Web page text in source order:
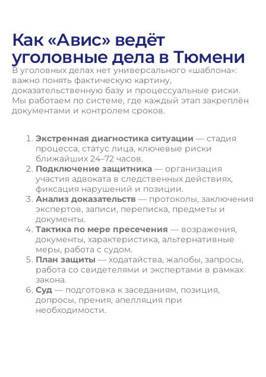
Как «Авис» ведёт
уголовные дела в Тюмени
В уголовных делах нет универсального «шаблона»:
важно понять фактическую картину,
доказательственную базу и процессуальные риски.
Мы работаем по системе, где каждый этап закреплён
документами и контролем сроков.
Экстренная диагностика ситуации — стадия
процесса, статус лица, ключевые риски
ближайших 24–72 часов.
Подключение защитника — организация
участия адвоката в следственных действиях,
фиксация нарушений и позиции.
Анализ доказательств — протоколы, заключения
экспертов, записи, переписка, предметы и
документы.
Тактика по мере пресечения — возражения,
документы, характеристика, альтернативные
меры, работа с судом.
План защиты — ходатайства, жалобы, запросы,
работа со свидетелями и экспертами в рамках
закона.
Суд — подготовка к заседаниям, позиция,
допросы, прения, апелляция при
необходимости.